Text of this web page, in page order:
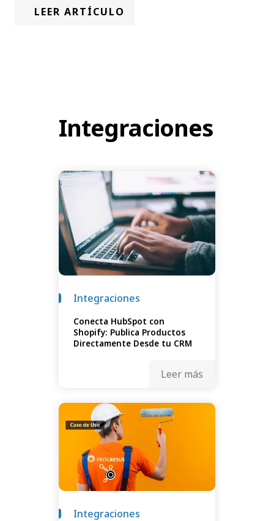
LEER ARTÍCULO
Integraciones
Integraciones
Conecta HubSpot con
Shopify: Publica Productos
Directamente Desde tu CRM
Leer más
Integraciones